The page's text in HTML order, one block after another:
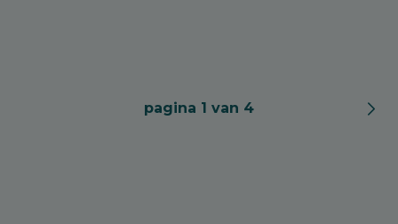
pagina 1 van 4